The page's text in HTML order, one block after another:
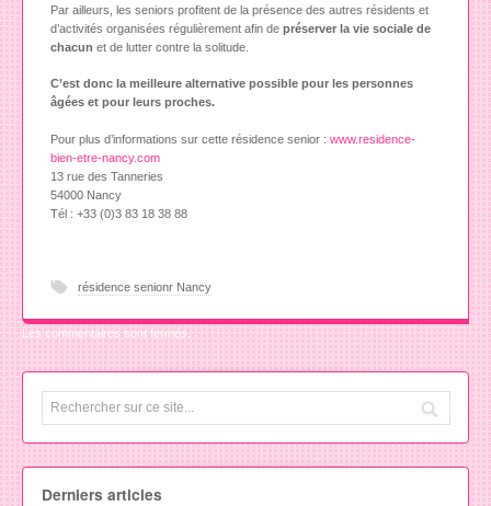
Par ailleurs, les seniors profitent de la présence des autres résidents et
d’activités organisées régulièrement afin de préserver la vie sociale de
chacun et de lutter contre la solitude.
C’est donc la meilleure alternative possible pour les personnes
âgées et pour leurs proches.
Pour plus d’informations sur cette résidence senior : www.residence-
bien-etre-nancy.com
13 rue des Tanneries
54000 Nancy
Tél : +33 (0)3 83 18 38 88
résidence senionr Nancy
Les commentaires sont fermés.
Derniers articles